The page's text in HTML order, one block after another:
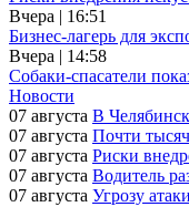
Вчера | 16:51
Бизнес-лагерь для
Вчера | 14:58
Собаки-спасатели
Новости
07 августа В
07 августа Почти
07 августа Риски
07 августа Водитель
07 августа Угрозу